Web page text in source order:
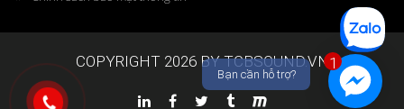
1
Bạn cần hỗ trợ?
COPYRIGHT 2026 BY TCBSOUND.VN